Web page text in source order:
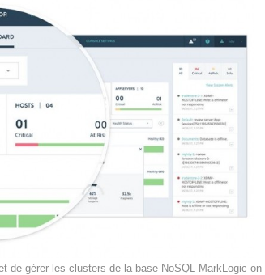
de gérer les clusters de la base NoSQL MarkLogic on